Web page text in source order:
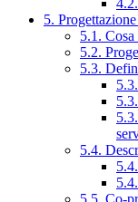
5.
5.1.
5.2.
5.3.
5.4.
5.5. Co-